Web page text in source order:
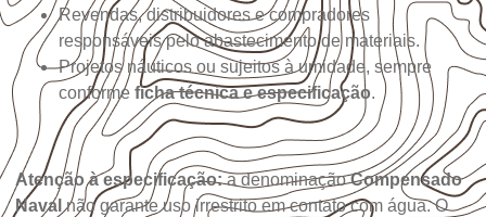
Revendas, distribuidores e compradores
responsáveis pelo abastecimento de materiais.
Projetos náuticos ou sujeitos à umidade, sempre
conforme ficha técnica e especificação.
Atenção à especificação:a denominaçãoCompensado
Naval não garante uso irrestrito em contato com água. O